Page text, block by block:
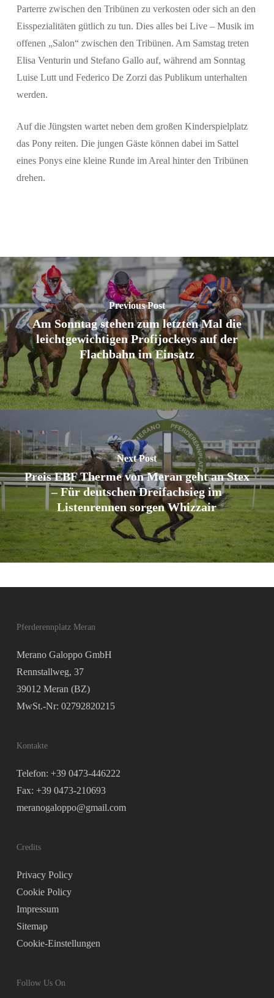
Parterre zwischen den Tribünen zu verkosten oder sich an den
Eisspezialitäten gütlich zu tun. Dies alles bei Live – Musik im
offenen „Salon“ zwischen den Tribünen. Am Samstag treten
Elisa Venturin und Stefano Gallo auf, während am Sonntag
Luise Lutt und Federico De Zorzi das Publikum unterhalten
werden.
Auf die Jüngsten wartet neben dem großen Kinderspielplatz
das Pony reiten. Die jungen Gäste können dabei im Sattel
eines Ponys eine kleine Runde im Areal hinter den Tribünen
drehen.
Previous Post
Am Sonntag stehen zum letzten Mal die
leichtgewichtigen Profijockeys auf der
Flachbahn im Einsatz
Next Post
Preis EBF Therme von Meran geht an Stex
– Für deutschen Dreifachsieg im
Listenrennen sorgen Whizzair
Pferderennplatz Meran
Merano Galoppo GmbH
Rennstallweg, 37
39012 Meran (BZ)
MwSt.-Nr: 02792820215
Kontakte
Telefon: +39 0473-446222
Fax: +39 0473-210693
meranogaloppo@gmail.com
Credits
Privacy Policy
Cookie Policy
Impressum
Sitemap
Cookie-Einstellungen
Follow Us On